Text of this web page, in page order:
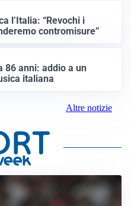
l’Italia: “Revochi i
contromisure”
86 anni: addio a un
italiana
Altre notizie